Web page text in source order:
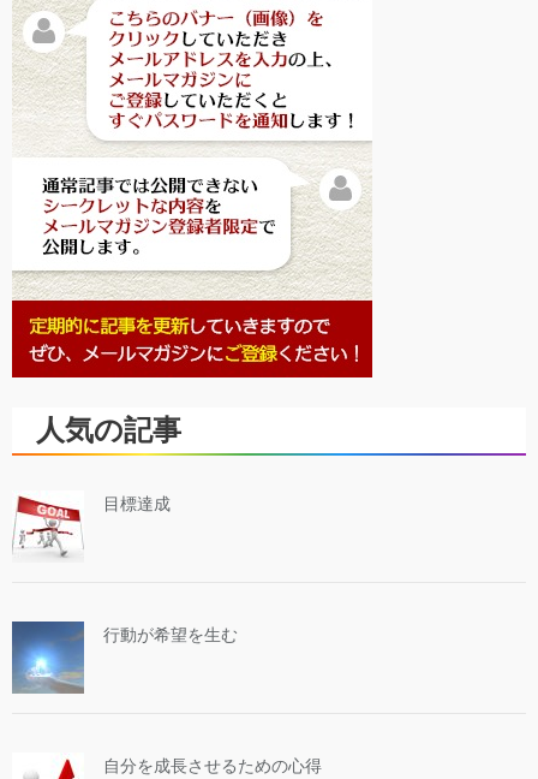
人気の記事
目標達成
行動が希望を生む
自分を成長させるための心得